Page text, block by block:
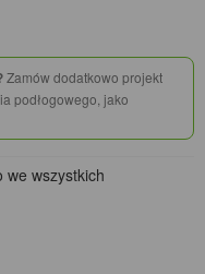
Zamów dodatkowo projekt
podłogowego, jako
we wszystkich